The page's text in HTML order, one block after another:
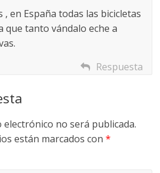
en España todas las bicicletas
que tanto vándalo eche a
Respuesta
no será publicada.
están marcados con*